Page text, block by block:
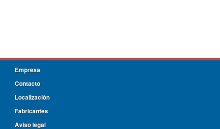
Empresa
Contacto
Localización
Fabricantes
Aviso legal